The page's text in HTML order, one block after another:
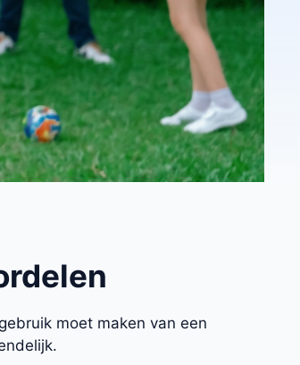
moet maken van een